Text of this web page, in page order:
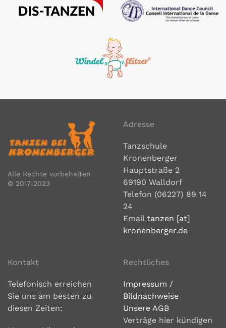
Alle Rechte vorbehalten
© 2017-2023
Adresse
Tanzschule
Kronenberger
Hauptstraße 2
69190 Walldorf
Telefon (06227) 89 14
24
Email tanzen [at]
kronenberger.de
Kontakt
Telefonisch erreichen
Sie uns am besten zu
diesen Zeiten:
Rechtliches
Impressum /
Bildnachweise
Unsere AGB
Verträge hier kündigen